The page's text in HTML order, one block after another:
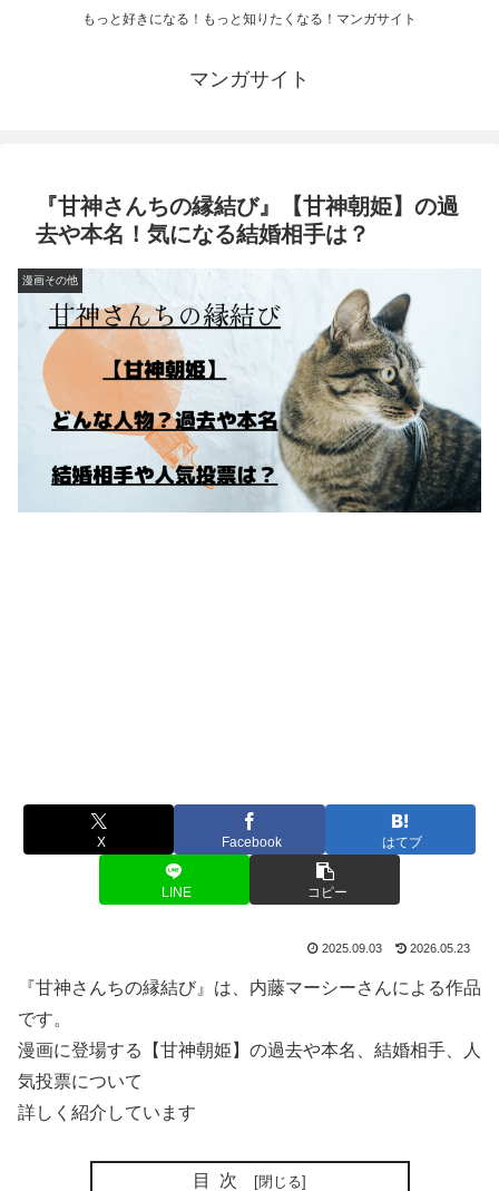
もっと好きになる！もっと知りたくなる！マンガサイト
マンガサイト
『甘神さんちの縁結び』【甘神朝姫】の過
去や本名！気になる結婚相手は？
漫画その他
X Facebook はてブ
LINE コピー
2025.09.03 2026.05.23
『甘神さんちの縁結び』は、内藤マーシーさんによる作品
です。
漫画に登場する【甘神朝姫】の過去や本名、結婚相手、人
気投票について
詳しく紹介しています
目次